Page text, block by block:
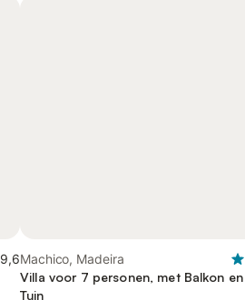
9,6Machico, Madeira
Villa voor 7 personen, met Balkon en
Tuin